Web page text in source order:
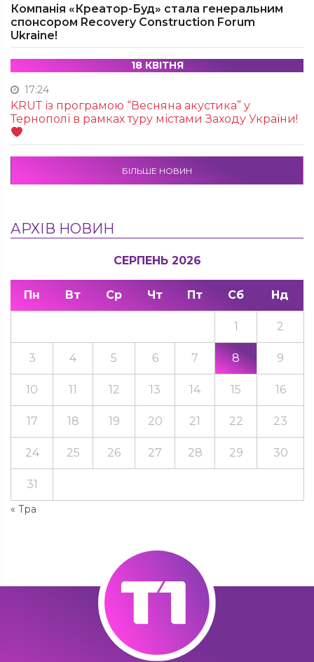
Компанія «Креатор-Буд» стала генеральним
спонсором Recovery Construction Forum
Ukraine!
18 КВІТНЯ
17:24
KRUТ із програмою “Весняна акустика” у
Тернополі в рамках туру містами Заходу України!
БІЛЬШЕ НОВИН
АРХІВ НОВИН
СЕРПЕНЬ 2026
Пн Вт Ср Чт Пт Сб Нд
« Тра
1 2
3 4 5 6 7 8 9
10 11 12 13 14 15 16
17 18 19 20 21 22 23
24 25 26 27 28 29 30
31